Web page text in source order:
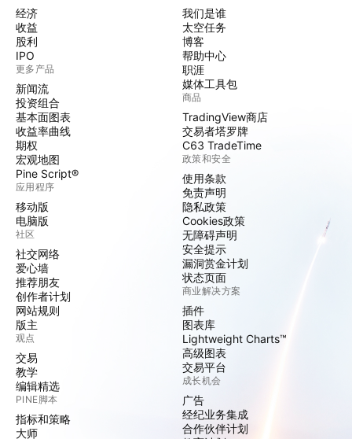
经济
收益
股利
IPO
更多产品
新闻流
投资组合
基本面图表
收益率曲线
期权
宏观地图
Pine Script®
应用程序
移动版
电脑版
社区
社交网络
爱心墙
推荐朋友
创作者计划
网站规则
版主
观点
交易
教学
编辑精选
PINE脚本
指标和策略
大师
我们是谁
太空任务
博客
帮助中心
职涯
媒体工具包
商品
TradingView商店
交易者塔罗牌
C63 TradeTime
政策和安全
使用条款
免责声明
隐私政策
Cookies政策
无障碍声明
安全提示
漏洞赏金计划
状态页面
商业解决方案
插件
图表库
Lightweight Charts™
高级图表
交易平台
成长机会
广告
经纪业务集成
合作伙伴计划